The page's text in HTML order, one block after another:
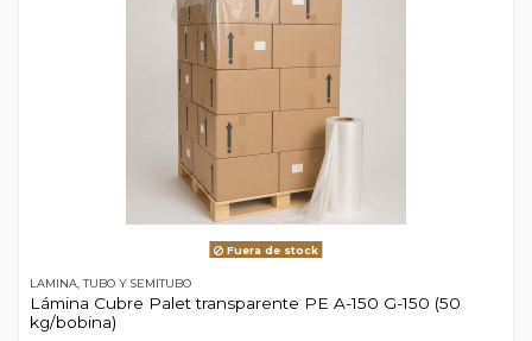
Fuera de stock
LAMINA, TUBO Y SEMITUBO
Lámina Cubre Palet transparente PE A-150 G-150 (50
kg/bobina)